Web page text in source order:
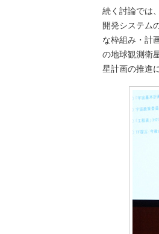
続く討論では
開発システム
な枠組み・計
の地球観測衛
星計画の推進